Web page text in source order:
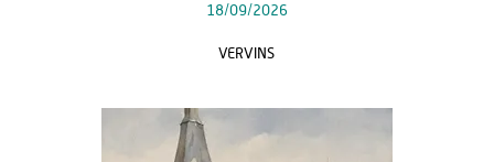
18/09/2026
VERVINS